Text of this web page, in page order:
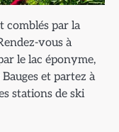
comblés par la
vous à
le lac éponyme,
et partez à
stations de ski